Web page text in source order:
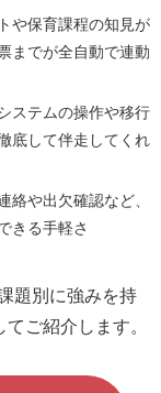
や保育課程の知見が
までが全自動で連動
ステムの操作や移行
底して伴走してくれ
絡や出欠確認など、
きる手軽さ
題別に強みを持
ご紹介します。